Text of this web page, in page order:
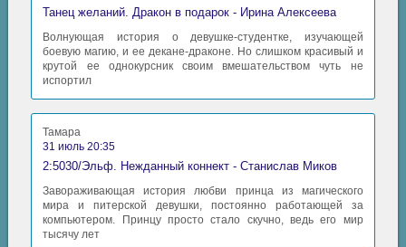
Танец желаний. Дракон в подарок - Ирина Алексеева
Волнующая история о девушке-студентке, изучающей
боевую магию, и ее декане-драконе. Но слишком красивый и
крутой ее однокурсник своим вмешательством чуть не
испортил
Тамара
31 июль 20:35
2:5030/Эльф. Нежданный коннект - Станислав Миков
Завораживающая история любви принца из магического
мира и питерской девушки, постоянно работающей за
компьютером. Принцу просто стало скучно, ведь его мир
тысячу лет